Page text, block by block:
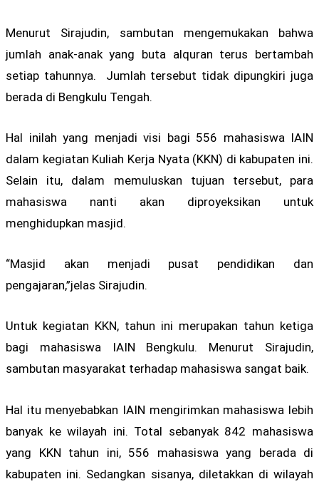
Menurut Sirajudin, sambutan mengemukakan bahwa
jumlah anak-anak yang buta alquran terus bertambah
setiap tahunnya. Jumlah tersebut tidak dipungkiri juga
berada di Bengkulu Tengah.
Hal inilah yang menjadi visi bagi 556 mahasiswa IAIN
dalam kegiatan Kuliah Kerja Nyata (KKN) di kabupaten ini.
Selain itu, dalam memuluskan tujuan tersebut, para
mahasiswa nanti akan diproyeksikan untuk
menghidupkan masjid.
“Masjid akan menjadi pusat pendidikan dan
pengajaran,”jelas Sirajudin.
Untuk kegiatan KKN, tahun ini merupakan tahun ketiga
bagi mahasiswa IAIN Bengkulu. Menurut Sirajudin,
sambutan masyarakat terhadap mahasiswa sangat baik.
Hal itu menyebabkan IAIN mengirimkan mahasiswa lebih
banyak ke wilayah ini. Total sebanyak 842 mahasiswa
yang KKN tahun ini, 556 mahasiswa yang berada di
kabupaten ini. Sedangkan sisanya, diletakkan di wilayah